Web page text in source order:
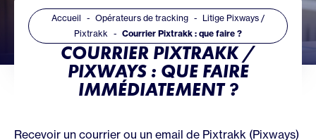
Accueil Opérateurs de tracking
Litige Pixways /
Pixtrakk
Courrier Pixtrakk : que faire ?
COURRIER PIXTRAKK /
PIXWAYS : QUE FAIRE
IMMÉDIATEMENT ?
Recevoir un courrier ou un email de Pixtrakk (Pixways)